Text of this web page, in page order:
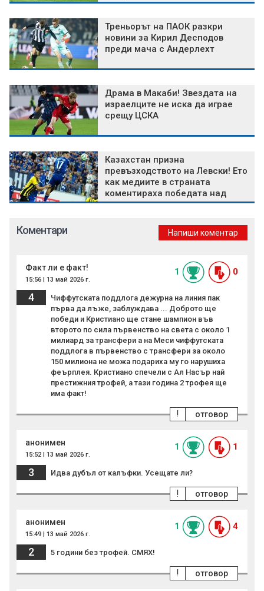
Треньорът на ПАОК разкри
новини за Кирил Десподов
преди мача с Андерлехт
Драма в Макаби! Звездата на
израелците не иска да играе
срещу ЦСКА
Казахстан призна
превъзходството на Левски! Ето
как медиите в страната
коментираха победата над
Кайрат
Коментари Напиши коментар
Факт ли е факт!
15:56 | 13 май 2026 г.
1 0
4
Чиффутската поддлога дежурна на линия пак
първа да лъже, заблуждава ... Доброто ще
победи и Кристиано ще стане шампион във
второто по сила първенство на света с около 1
милиард за трансфери а на Меси чиффутската
поддлога в първенство с трансфери за около
150 милиона не можа подариха му го нарушиха
феърплея. Кристиано спечели с Ал Насър най
престижния трофей, а тази година 2 трофея ще
има факт!
отговор
!
анонимен
15:52 | 13 май 2026 г.
1 1
3 Идва дубъл от калъфки. Усещате ли?
отговор
!
анонимен
15:49 | 13 май 2026 г.
1 4
2 5 години без трофей. СМЯХ!
отговор
!